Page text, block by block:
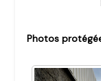
Photos